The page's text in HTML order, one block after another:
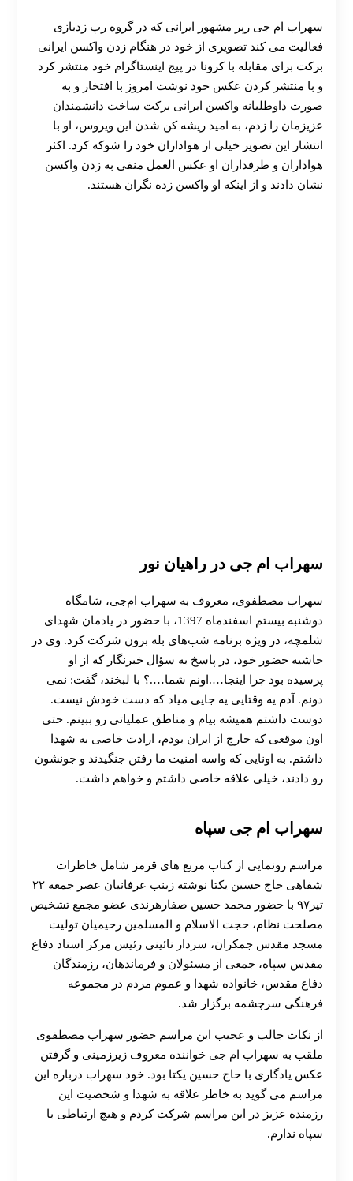
سهراب ام جی رپر مشهور ایرانی که در گروه رپ زدبازی
فعالیت می کند تصویری از خود در هنگام زدن واکسن ایرانی
برکت برای مقابله با کرونا در پیج اینستاگرام خود منتشر کرد
و با منتشر کردن عکس خود نوشت امروز با افتخار و به
صورت داوطلبانه واکسن ایرانی برکت ساخت دانشمندان
عزیزمان را زدم، به امید ریشه کن شدن این ویروس، او با
انتشار این تصویر خیلی از هواداران خود را شوکه کرد. اکثر
هواداران و طرفداران او عکس العمل منفی به زدن واکسن
نشان دادند و از اینکه او واکسن زده نگران هستند.
سهراب ام جی در راهیان نور
سهراب مصطفوی، معروف به سهراب ام‌جی، شامگاه
دوشنبه بیستم اسفندماه 1397، با حضور در یادمان شهدای
شلمچه، در ویژه برنامه شب‌های بله‌ برون شرکت کرد. وی در
حاشیه حضور خود، در پاسخ به سؤال خبرنگار که از او
پرسیده بود چرا اینجا….اونم شما….؟ با لبخند، گفت: نمی
دونم. آدم یه وقتایی یه جایی میاد که دست خودش نیست.
دوست‌ داشتم همیشه بیام و مناطق عملیاتی رو ببینم. حتی
اون موقعی که خارج از ایران بودم، ارادت خاصی به شهدا
داشتم. به اونایی که واسه امنیت ما رفتن جنگیدند و جونشون
رو دادند، خیلی علاقه خاصی داشتم و خواهم داشت.
سهراب ام جی سپاه
مراسم رونمایی از کتاب مربع‌ های قرمز شامل خاطرات
شفاهی حاج حسین یکتا نوشته زینب عرفانیان عصر جمعه ۲۲
تیر۹۷ با حضور محمد حسین صفارهرندی عضو مجمع تشخیص
مصلحت نظام، حجت الاسلام و المسلمین رحیمیان تولیت
مسجد مقدس جمکران، سردار نائینی رئیس مرکز اسناد دفاع
مقدس سپاه، جمعی از مسئولان و فرماندهان، رزمندگان
دفاع مقدس، خانواده شهدا و عموم مردم در مجموعه
فرهنگی سرچشمه برگزار شد.
از نکات جالب و عجیب این مراسم حضور سهراب مصطفوی
ملقب به سهراب ام جی خواننده معروف زیرزمینی و گرفتن
عکس یادگاری با حاج حسین یکتا بود. خود سهراب درباره این
مراسم می گوید به خاطر علاقه به شهدا و شخصیت این
رزمنده عزیز در این مراسم شرکت کردم و هیچ ارتباطی با
سپاه ندارم.